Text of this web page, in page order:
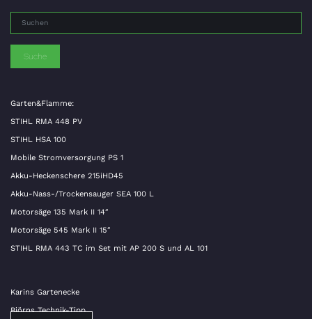
Suche
Garten&Flamme:
STIHL RMA 448 PV
STIHL HSA 100
Mobile Stromversorgung PS 1
Akku-Heckenschere 215iHD45
Akku-Nass-/Trockensauger SEA 100 L
Motorsäge 135 Mark II 14″
Motorsäge 545 Mark II 15″
STIHL RMA 443 TC im Set mit AP 200 S und AL 101
Karins Gartenecke
Björns Technik-Tipp